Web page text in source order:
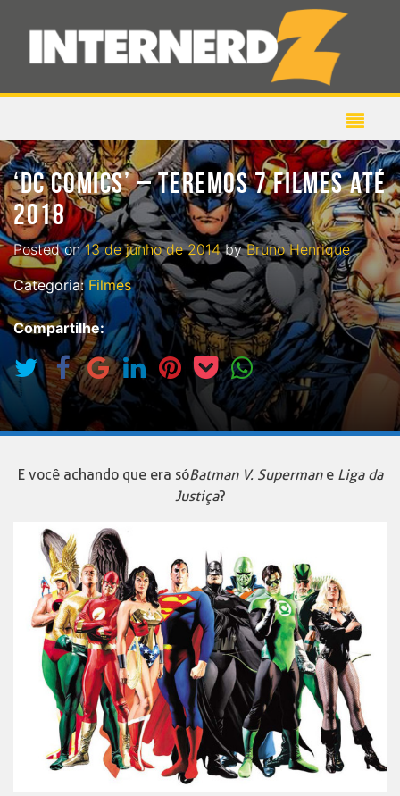
‘DC COMICS’ – TEREMOS 7 FILMES ATÉ
2018
Posted on13 de junho de 2014byBruno Henrique
Categoria:Filmes
Compartilhe:
E você achando que era sóBatman V. Supermane Liga da
Justiça?